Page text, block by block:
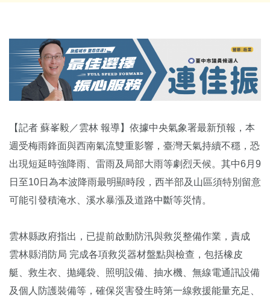
【記者 蘇峯毅／雲林 報導】依據中央氣象署最新預報，本
週受梅雨鋒面與西南氣流雙重影響，臺灣天氣持續不穩，恐
出現短延時強降雨、雷雨及局部大雨等劇烈天候。其中6月9
日至10日為本波降雨最明顯時段，西半部及山區須特別留意
可能引發積淹水、溪水暴漲及道路中斷等災情。
雲林縣政府指出，已提前啟動防汛與救災整備作業，責成
雲林縣消防局 完成各項救災器材盤點與檢查，包括橡皮
艇、救生衣、拋繩袋、照明設備、抽水機、無線電通訊設備
及個人防護裝備等，確保災害發生時第一線救援能量充足、